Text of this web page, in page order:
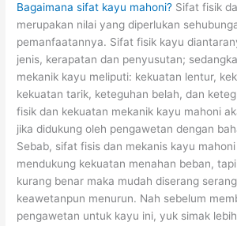
Bagaimana sifat kayu mahoni? Sifat fisik
merupakan nilai yang diperlukan
pemanfaatannya. Sifat fisik kayu
jenis, kerapatan dan penyusutan;
mekanik kayu meliputi: kekuatan lentur,
kekuatan tarik, keteguhan belah, dan
fisik dan kekuatan mekanik kayu mahoni
jika didukung oleh pengawetan dengan
Sebab, sifat fisis dan mekanis kayu
mendukung kekuatan menahan beban,
kurang benar maka mudah diserang
keawetanpun menurun. Nah sebelum
pengawetan untuk kayu ini, yuk simak